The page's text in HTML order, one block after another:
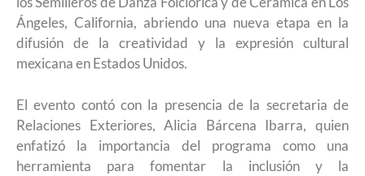
Ángeles, California, abriendo una nueva etapa en la
difusión de la creatividad y la expresión cultural
mexicana en Estados Unidos.
El evento contó con la presencia de la secretaria de
Relaciones Exteriores, Alicia Bárcena Ibarra, quien
enfatizó la importancia del programa como una
herramienta para fomentar la inclusión y la